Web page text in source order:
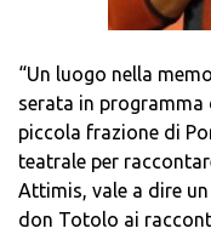
“Un luogo nella
serata in programma
piccola frazione di
teatrale per
Attimis, vale a dire
don Totolo ai